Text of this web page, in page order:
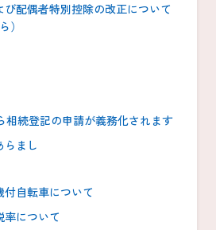
配偶者特別控除の改正について
）
相続登記の申請が義務化されます
らまし
自転車について
率について